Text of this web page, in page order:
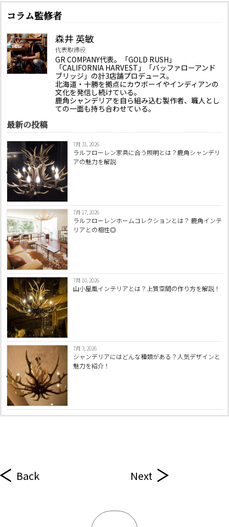
コラム監修者
森井 英敏
代表取締役
GR COMPANY代表。「GOLD RUSH」
「CALIFORNIA HARVEST」「バッファローアンド
ブリッジ」の計3店舗プロデュース。
北海道・十勝を拠点にカウボーイやインディアンの
文化を発信し続けている。
鹿角シャンデリアを自ら組み込む製作者、職人とし
ての一面も持ち合わせている。
最新の投稿
7月 31, 2026
ラルフローレン家具に合う照明とは？鹿角シャンデリ
アの魅力を解説
7月 17, 2026
ラルフローレンホームコレクションとは？ 鹿角インテ
リアとの相性◎
7月 10, 2026
山小屋風インテリアとは？上質空間の作り方を解説！
7月 3, 2026
シャンデリアにはどんな種類がある？人気デザインと
魅力を紹介！
Back Next